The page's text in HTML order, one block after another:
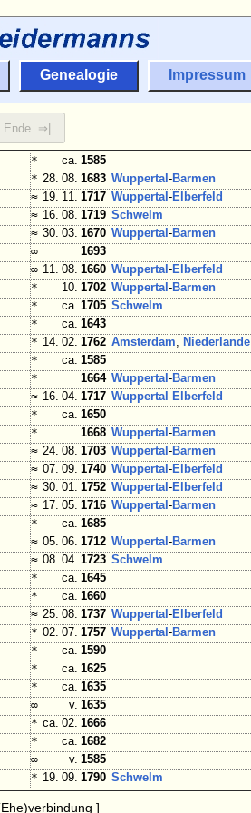
Genealogie Impressum
* ca. 1585
* 28. 08. 1683 Wuppertal-Barmen
≈ 19. 11. 1717 Wuppertal-Elberfeld
≈ 16. 08. 1719 Schwelm
≈ 30. 03. 1670 Wuppertal-Barmen
∞ 1693
∞ 11. 08. 1660 Wuppertal-Elberfeld
* 10. 1702 Wuppertal-Barmen
* ca. 1705 Schwelm
* ca. 1643
* 14. 02. 1762 Amsterdam, Niederlande
* ca. 1585
* 1664 Wuppertal-Barmen
≈ 16. 04. 1717 Wuppertal-Elberfeld
* ca. 1650
* 1668 Wuppertal-Barmen
≈ 24. 08. 1703 Wuppertal-Barmen
≈ 07. 09. 1740 Wuppertal-Elberfeld
≈ 30. 01. 1752 Wuppertal-Elberfeld
≈ 17. 05. 1716 Wuppertal-Barmen
* ca. 1685
≈ 05. 06. 1712 Wuppertal-Barmen
≈ 08. 04. 1723 Schwelm
* ca. 1645
* ca. 1660
≈ 25. 08. 1737 Wuppertal-Elberfeld
* 02. 07. 1757 Wuppertal-Barmen
* ca. 1590
* ca. 1625
* ca. 1635
∞ v. 1635
* ca. 02. 1666
* ca. 1682
∞ v. 1585
* 19. 09. 1790 Schwelm
]